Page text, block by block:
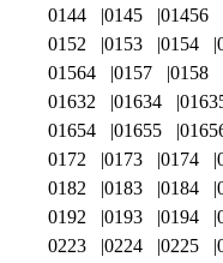
0144
0145 01456
0152
0153 0154
01564
0157 0158
01632
01634
01654
01655
0172
0173 0174
0182
0183 0184
0192
0193 0194
0223
0224 0225